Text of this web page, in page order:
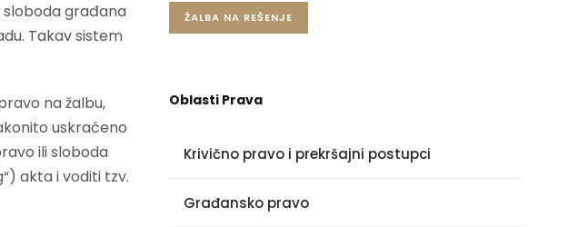
sloboda građana
Takav sistem
na žalbu,
uskraćeno
ili sloboda
akta i voditi tzv.
ŽALBA NA REŠENJE
Oblasti Prava
Krivično pravo i prekršajni postupci
Građansko pravo